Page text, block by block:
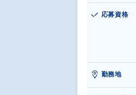
応募資格
勤務地